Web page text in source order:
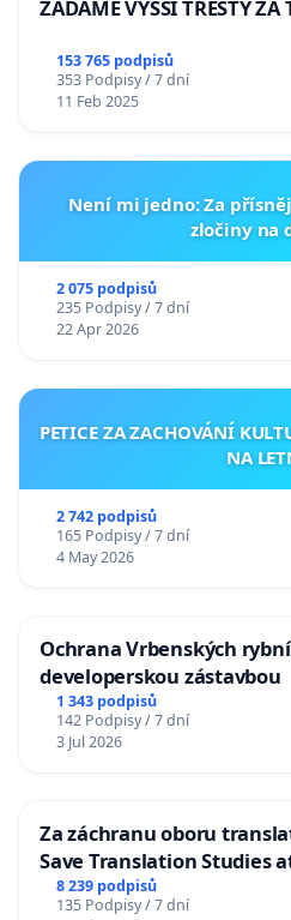
ŽÁDÁME VYŠŠÍ TRESTY
153 765 podpisů
353 Podpisy / 7 dní
11 Feb 2025
Není mi jedno: Za
zločiny na
2 075 podpisů
235 Podpisy / 7 dní
22 Apr 2026
PETICE ZA ZACHOVÁNÍ
NA
2 742 podpisů
165 Podpisy / 7 dní
4 May 2026
Ochrana Vrbenských
developerskou zástavbou
1 343 podpisů
142 Podpisy / 7 dní
3 Jul 2026
Za záchranu oboru
Save Translation Studies
Charles University
8 239 podpisů
135 Podpisy / 7 dní